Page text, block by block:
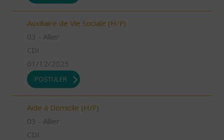
Auxiliaire de Vie Sociale (H/F)
03 - Allier
CDI
01/12/2025
POSTULER
Aide à Domicile (H/F)
03 - Allier
CDI